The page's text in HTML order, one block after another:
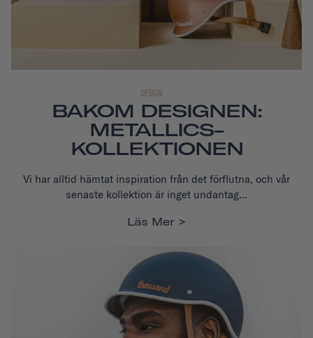
DESIGN
BAKOM DESIGNEN:
METALLICS-
KOLLEKTIONEN
Vi har alltid hämtat inspiration från det förflutna, och vår
senaste kollektion är inget undantag...
Läs Mer